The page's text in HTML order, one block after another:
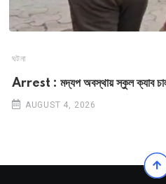
ঘটনা
Arrest : মদ্যপ অবস্থায় স্কুল ক্যাব
AUGUST 4, 2026